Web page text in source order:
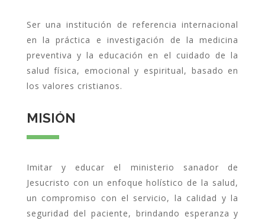
Ser una institución de referencia internacional
en la práctica e investigación de la medicina
preventiva y la educación en el cuidado de la
salud física, emocional y espiritual, basado en
los valores cristianos.
MISIÓN
Imitar y educar el ministerio sanador de
Jesucristo con un enfoque holístico de la salud,
un compromiso con el servicio, la calidad y la
seguridad del paciente, brindando esperanza y